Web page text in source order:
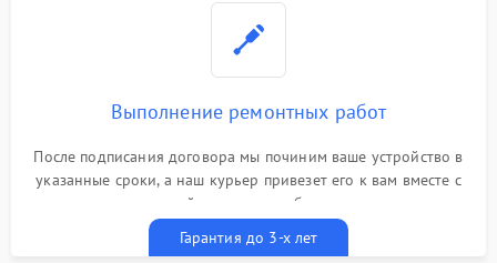
Выполнение ремонтных работ
После подписания договора мы починим ваше устройство в
указанные сроки, а наш курьер привезет его к вам вместе с
гарантийным талоном бесплатно
Гарантия до 3-х лет